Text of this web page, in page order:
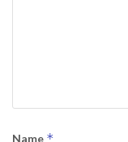
Name *